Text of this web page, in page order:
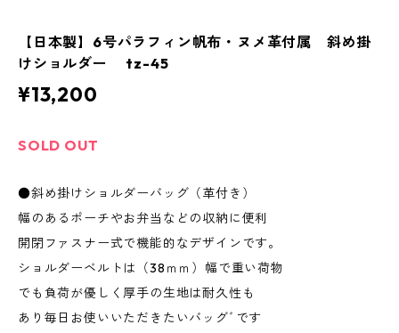
【日本製】6号パラフィン帆布・ヌメ革付属 斜め掛
けショルダー tz-45
¥13,200
SOLD OUT
●斜め掛けショルダーバッグ（革付き）
幅のあるポーチやお弁当などの収納に便利
開閉ファスナー式で機能的なデザインです。
ショルダーベルトは（38ｍｍ）幅で重い荷物
でも負荷が優しく厚手の生地は耐久性も
あり毎日お使いいただきたいバッグﾞです